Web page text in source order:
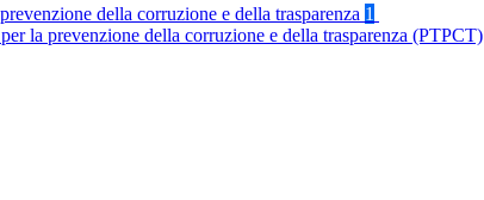
della corruzione e della trasparenza 1
la prevenzione della corruzione e della trasparenza (PTPCT)